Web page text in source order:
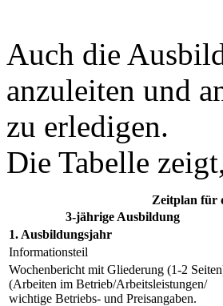
Auch die
anzuleiten und
zu erledigen.
Die Tabelle
Zeitplan für
3-jährige Ausbildung
1. Ausbildungsjahr
Informationsteil
Wochenbericht mit Gliederung (1-2
(Arbeiten im Betrieb/Arbeitsleistungen/
wichtige Betriebs- und Preisangaben.